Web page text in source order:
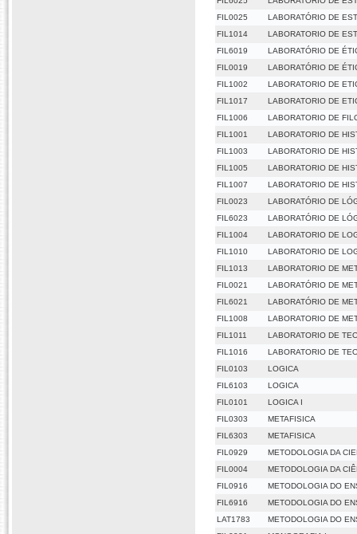
FIL0025
LABORATÓRIO DE
FIL1014
LABORATORIO DE
FIL6019
LABORATÓRIO DE
FIL0019
LABORATÓRIO DE
FIL1002
LABORATORIO DE
FIL1017
LABORATORIO DE
FIL1006
LABORATORIO DE
FIL1001
LABORATORIO DE
FIL1003
LABORATORIO DE
FIL1005
LABORATORIO DE
FIL1007
LABORATORIO DE
FIL0023
LABORATÓRIO DE
FIL6023
LABORATÓRIO DE
FIL1004
LABORATORIO DE
FIL1010
LABORATORIO DE
FIL1013
LABORATORIO DE
FIL0021
LABORATÓRIO DE
FIL6021
LABORATÓRIO DE
FIL1008
LABORATORIO DE
FIL1011
LABORATORIO DE
FIL1016
LABORATORIO DE
FIL0103
LOGICA
FIL6103
LOGICA
FIL0101
LOGICA I
FIL0303
METAFISICA
FIL6303
METAFISICA
FIL0929
METODOLOGIA DA
FIL0004
METODOLOGIA DA
FIL0916
METODOLOGIA DO
FIL6916
METODOLOGIA DO
LAT1783
METODOLOGIA DO